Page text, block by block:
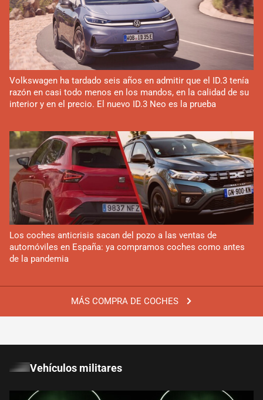
MÁS COMPRA DE COCHES
Volkswagen ha tardado seis años en admitir que el ID.3 tenía
razón en casi todo menos en los mandos, en la calidad de su
interior y en el precio. El nuevo ID.3 Neo es la prueba
Los coches anticrisis sacan del pozo a las ventas de
automóviles en España: ya compramos coches como antes
de la pandemia
Vehículos militares